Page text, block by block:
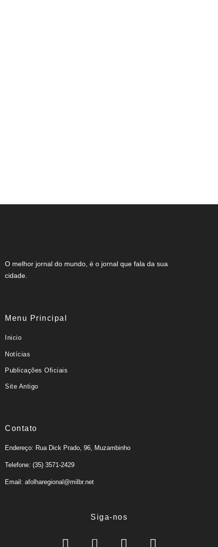
O melhor jornal do mundo, é o jornal que fala da sua
cidade.
Menu Principal
Inicio
Notícias
Publicações Oficiais
Site Antigo
Contato
Endereço: Rua Dick Prado, 96, Muzambinho
Telefone: (35) 3571-2429
Email: afolharegional@milbr.net
Siga-nos